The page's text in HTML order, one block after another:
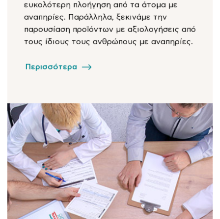
ευκολότερη πλοήγηση από τα άτομα με
αναπηρίες. Παράλληλα, ξεκινάμε την
παρουσίαση προϊόντων με αξιολογήσεις από
τους ίδιους τους ανθρώπους με αναπηρίες.
Περισσότερα